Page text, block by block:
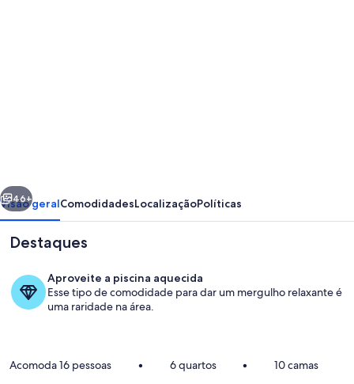
&
Sebollas
Piscina
Próximo
46+
Visão geralComodidadesLocalizaçãoPolíticas
Destaques
Aproveite a piscina aquecida
Esse tipo de comodidade para dar um mergulho relaxante é
uma raridade na área.
Acomoda 16 pessoas • 6 quartos • 10 camas